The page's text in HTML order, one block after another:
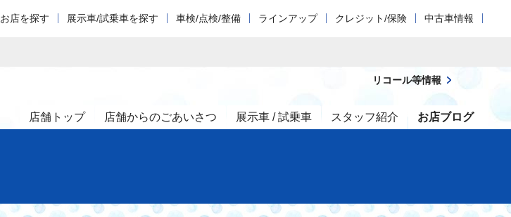
お店を探す 展示車/試乗車を探す 車検/点検/整備 ラインアップ クレジット/保険 中古車情報
店舗トップ 店舗からのごあいさつ 展示車 / 試乗車 スタッフ紹介 お店ブログ
リコール等情報